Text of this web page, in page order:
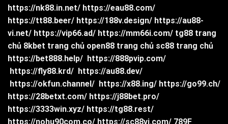
https://nk88.in.net/ https://eau88.com/
https://tt88.beer/ https://188v.design/ https://au88-
vi.net/ https://vip66.ad/ https://mm66i.com/ tg88 trang
chủ 8kbet trang chủ open88 trang chủ sc88 trang chủ
https://bet888.help/ https://888pvip.com/
https://fly88.krd/ https://au88.dev/
https://okfun.channel/ https://x88.ing/ https://go99.ch/
https://28betxt.com/ https://j88bet.pro/
https://3333win.xyz/ https://tg88.rest/
https://nohu90com.co/ https://sc88vi.com/ 789F